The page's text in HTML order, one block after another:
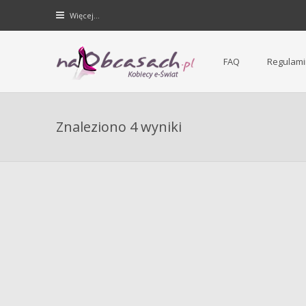
Więcej…
Forum dla kobiet | NaObcasach.pl
FAQ
Znaleziono 4 wyniki